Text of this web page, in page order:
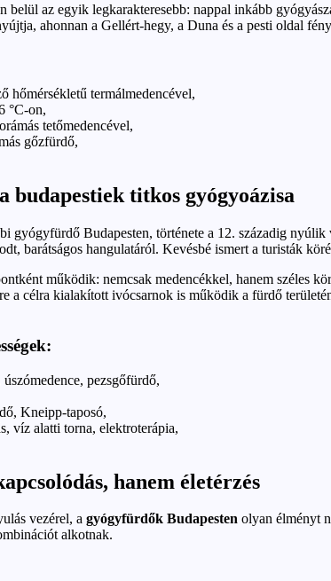
belül az egyik legkarakteresebb: nappal inkább
ahonnan a Gellért-hegy, a Duna és a pesti oldal
hőmérsékletű termálmedencével,
°C-on,
tetőmedencével,
gőzfürdő,
budapestiek titkos gyógyoázisa
gyógyfürdő Budapesten, története a 12. századig
barátságos hangulatáról. Kevésbé ismert a turisták
működik: nemcsak medencékkel, hanem széles
a célra kialakított ivócsarnok is működik a fürdő
pezsgőfürdő,
Kneipp-taposó,
víz alatti torna, elektroterápia,
hanem életérzés
vezérel, a gyógyfürdők Budapesten olyan élményt
alkotnak.